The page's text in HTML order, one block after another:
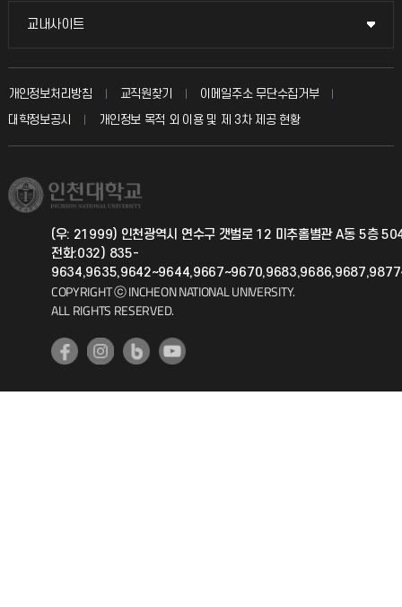
입학안내
취업정보(학생)
칭찬마당
학생서비스 지킴이
국방헬프콜
총동문회
교내사이트
교내사이트
교수회
교육혁신본부
국제지원과
공자아카데미
기초교육원
공학교육혁신센터
개인정보처리방침 교직원찾기
이메일주소 무단수집거부
대학정보공시
개인정보 목적 외 이용 및 제 3차 제공 현황
(우: 21999) 인천광역시 연수구 갯벌로 12 미추홀별관 A동 5층
전화:032) 835-
COPYRIGHT ⓒ INCHEON NATIONAL UNIVERSITY.
ALL RIGHTS RESERVED.